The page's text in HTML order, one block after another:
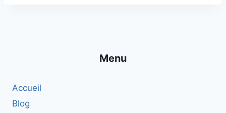
Menu
Accueil
Blog